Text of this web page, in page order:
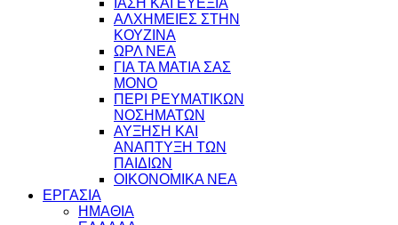
ΙΑΣΗ ΚΑΙ ΕΥΕΞΙΑ
ΑΛΧΗΜΕΙΕΣ ΣΤΗΝ
ΚΟΥΖΙΝΑ
ΩΡΛ ΝEA
ΓΙΑ ΤΑ ΜΑΤΙΑ ΣΑΣ
ΜΟΝΟ
ΠΕΡΙ ΡΕΥΜΑΤΙΚΩΝ
ΝΟΣΗΜΑΤΩΝ
ΑΥΞΗΣΗ ΚΑΙ
ΑΝΑΠΤΥΞΗ ΤΩΝ
ΠΑΙΔΙΩΝ
ΟΙΚΟΝΟΜΙΚΑ ΝΕΑ
ΕΡΓΑΣΙΑ
ΗΜΑΘΙΑ